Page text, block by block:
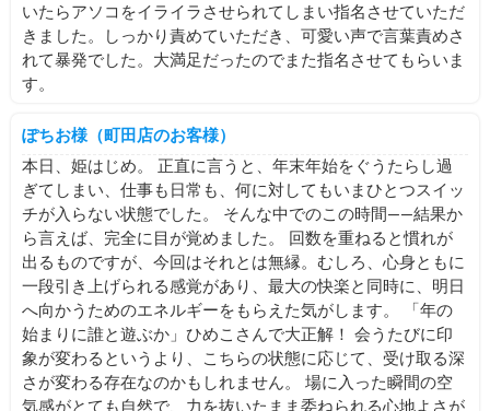
どう解消するかっていう話なのですが、少し話題はそれて女
性は歳を重ねるとスピリチュアルか宝塚、アイドル、俳優な
どに傾倒すると言っている人をこの前SNSで見かけまして。
る感じがしたんですよね。 パワースポットとかって自然
が多いところに設定されがちなので、スピリチュアルきっか
けで自然に触れたり静かに過ごす時間が発生したりするなら
確かに確実に回復するんだろうな…と思ったりしました。 結
局みんな、脳がくたくたなのかも…と思います。 私に会いに
来てくれる意思決定に疲れたお兄さんたちも脳が疲れている
のかなぁと。 おつかれさまです🥲 そしてエアロバイ
クを漕ぎながら日記を書いていたらめちゃくちゃ長くなって
しまった…すみません... ちいかわのことを書こうと思ったの
に気付いたらダラダラ関係ないことを書いてしまっていまし
た… 最後まで読んでくださって本当にありがとうございます
🥲 今日は夕方から日暮里に出勤するので、よかったら遊
びにいらしてください～！ 時間を延ばそうかどうかちょっ
と検討中です◎ では、よろしくお願い致します～！
いたらアソコをイライラさせられてしまい指名させていただ
きました。しっかり責めていただき、可愛い声で言葉責めさ
れて暴発でした。大満足だったのでまた指名させてもらいま
す。
ぽちお様（町田店のお客様）
本日、姫はじめ。 正直に言うと、年末年始をぐうたらし過
ぎてしまい、仕事も日常も、何に対してもいまひとつスイッ
チが入らない状態でした。 そんな中でのこの時間――結果か
ら言えば、完全に目が覚めました。 回数を重ねると慣れが
出るものですが、今回はそれとは無縁。むしろ、心身ともに
一段引き上げられる感覚があり、最大の快楽と同時に、明日
へ向かうためのエネルギーをもらえた気がします。 「年の
始まりに誰と遊ぶか」ひめこさんで大正解！ 会うたびに印
象が変わるというより、こちらの状態に応じて、受け取る深
さが変わる存在なのかもしれません。 場に入った瞬間の空
気感がとても自然で、力を抜いたまま委ねられる心地よさが